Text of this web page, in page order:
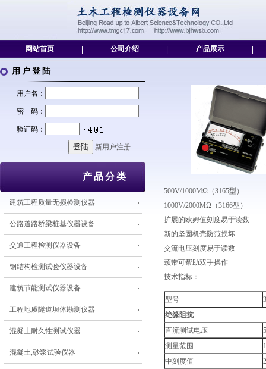
网站首页 公司介绍 产品展示
用户登陆
用户名：
密 码：
验证码：
新用户注册
产品分类
建筑工程质量无损检测仪器
公路道路桥梁桩基仪器设备
交通工程检测仪器设备
钢结构检测试验仪器设备
建筑节能测试仪器设备
工程地质隧道坝体勘测仪器
混凝土耐久性测试仪器
混凝土,砂浆试验仪器
500V/1000MΩ（3165型）
1000V/2000MΩ（3166型）
扩展的欧姆值刻度易于读数
新的坚固机壳防范损坏
交流电压刻度易于读数
颈带可帮助双手操作
技术指标：
型号
绝缘阻抗
直流测试电压
测量范围
中刻度值